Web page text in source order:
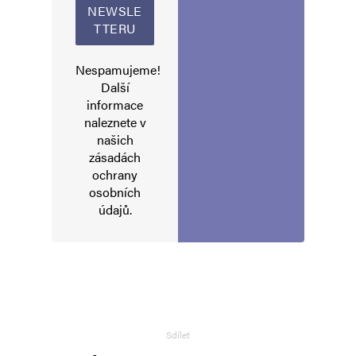
Uložit do prohlížeče jméno, e-mail a webovou stránku pro budoucí
Nespamujeme!
Další
informace
naleznete v
našich
zásadách
ochrany
osobních
údajů.
Sdílet